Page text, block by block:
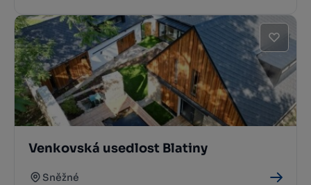
Venkovská usedlost Blatiny
Sněžné